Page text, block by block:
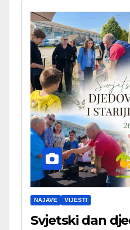
NAJAVE VIJESTI
Svjetski dan